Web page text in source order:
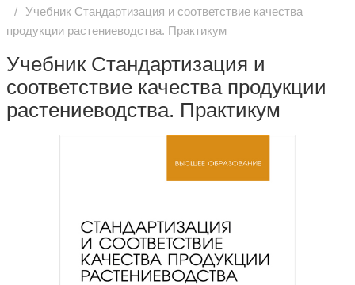
Учебник Стандартизация и соответствие качества
продукции растениеводства. Практикум
Учебник Стандартизация и
соответствие качества продукции
растениеводства. Практикум